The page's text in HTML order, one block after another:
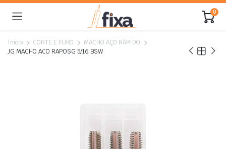
0
Início CORTE E FURO
MACHO AÇO RÁPIDO
JG MACHO ACO RAP.OSG 5/16 BSW